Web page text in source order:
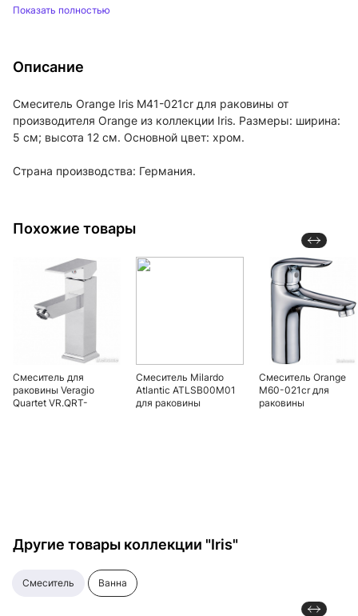
Показать полностью
Описание
Смеситель Orange Iris M41-021cr для раковины от
производителя Orange из коллекции Iris. Размеры: ширина:
5 см; высота 12 см. Основной цвет: хром.
Страна производства: Германия.
Похожие товары
Смеситель для
раковины Veragio
Quartet VR.QRT-
Смеситель Milardo
Atlantic ATLSB00M01
для раковины
Смеситель Orange
M60-021cr для
раковины
Другие товары коллекции "Iris"
смеситель ванна